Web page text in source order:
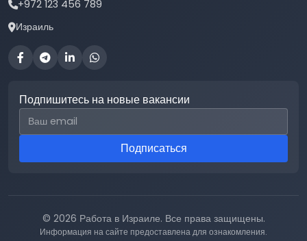
+972 123 456 789
Израиль
Подпишитесь на новые вакансии
Email для подписки
Подписаться
© 2026 Работа в Израиле. Все права защищены.
Информация на сайте предоставлена для ознакомления.